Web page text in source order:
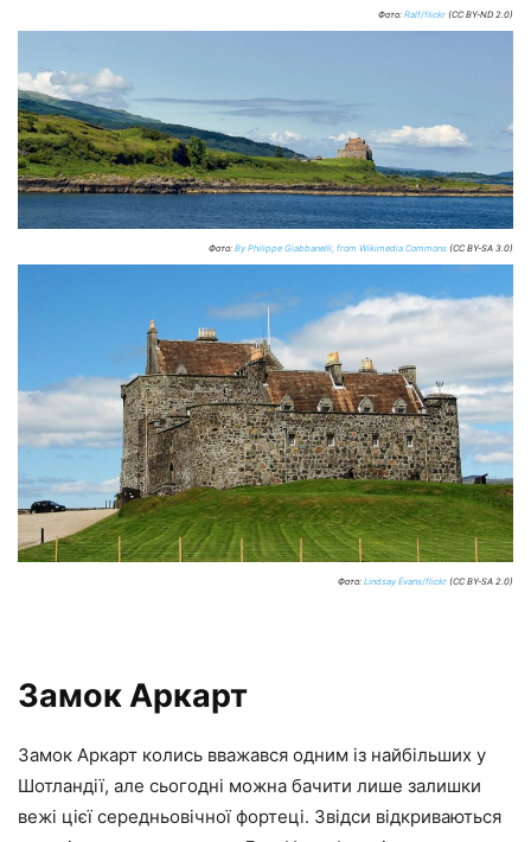
Фото: Ralf/flickr (CC BY-ND 2.0)
Фото: By Philippe Giabbanelli, from Wikimedia Commons (CC BY-SA 3.0)
Фото: Lindsay Evans/flickr (CC BY-SA 2.0)
Замок Аркарт
Замок Аркарт колись вважався одним із найбільших у
Шотландії, але сьогодні можна бачити лише залишки
вежі цієї середньовічної фортеці. Звідси відкриваються